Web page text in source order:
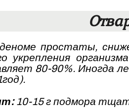
простаты,
укрепления
80-90%. Иногда
10-15 г подмора